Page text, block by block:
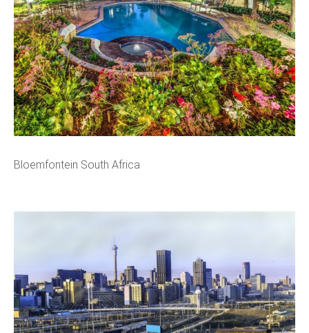
Bloemfontein South Africa